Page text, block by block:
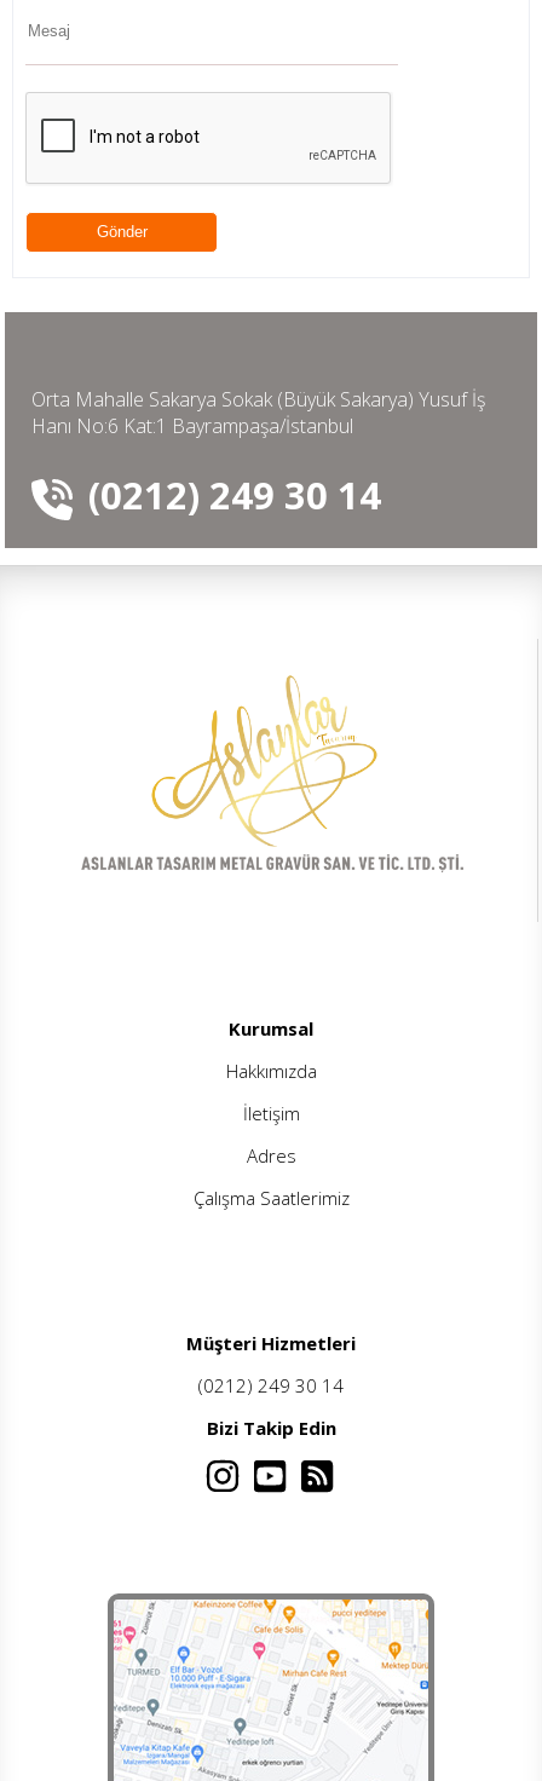
Orta Mahalle Sakarya Sokak (Büyük Sakarya) Yusuf İş
Hanı No:6 Kat:1 Bayrampaşa/İstanbul
(0212) 249 30 14
Kurumsal
Hakkımızda
İletişim
Adres
Çalışma Saatlerimiz
Müşteri Hizmetleri
(0212) 249 30 14
Bizi Takip Edin